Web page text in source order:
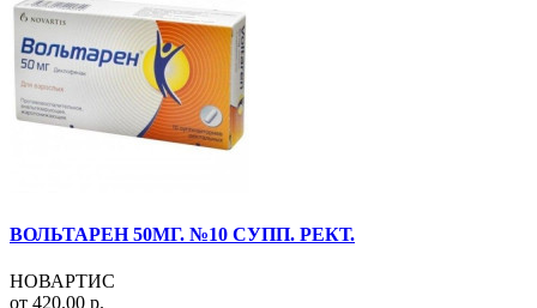
ВОЛЬТАРЕН 50МГ. №10 СУПП. РЕКТ.
НОВАРТИС
от 420.00 р.